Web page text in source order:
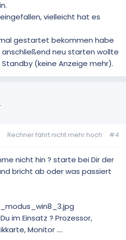
vielleicht hat es
gestartet bekommen habe
neu starten wollte
(keine Anzeige mehr).
Rechner fährt nicht mehr hoch #4
nicht hin ? starte bei Dir der
bricht ab oder was passiert
im Einsatz ? Prozessor,
Monitor ....